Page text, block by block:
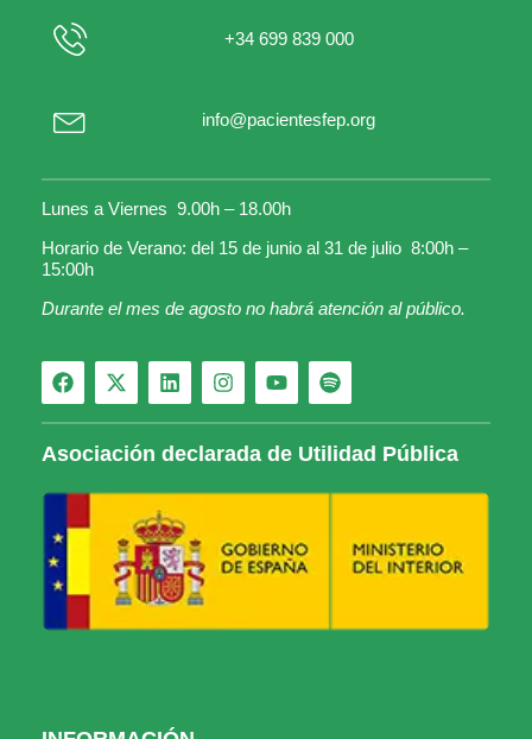
+34 699 839 000
info@pacientesfep.org
Lunes a Viernes 9.00h – 18.00h
Horario de Verano: del 15 de junio al 31 de julio 8:00h –
15:00h
Durante el mes de agosto no habrá atención al público.
Asociación declarada de Utilidad Pública